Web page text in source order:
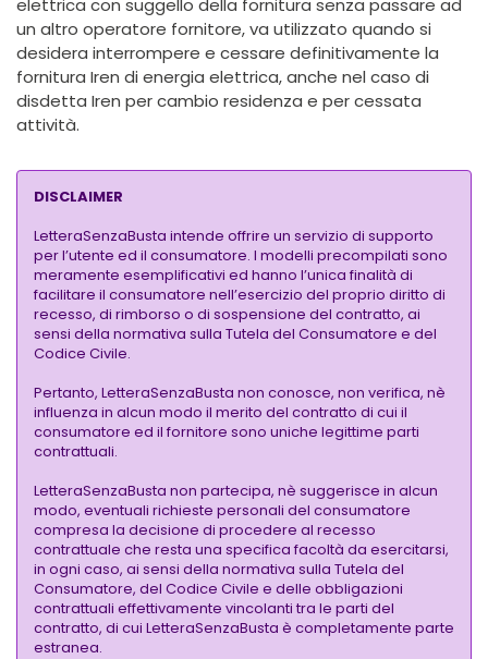
elettrica con suggello della fornitura senza passare ad
un altro operatore fornitore, va utilizzato quando si
desidera interrompere e cessare definitivamente la
fornitura Iren di energia elettrica, anche nel caso di
disdetta Iren per cambio residenza e per cessata
attività.
DISCLAIMER
LetteraSenzaBusta intende offrire un servizio di supporto
per l’utente ed il consumatore. I modelli precompilati sono
meramente esemplificativi ed hanno l’unica finalità di
facilitare il consumatore nell’esercizio del proprio diritto di
recesso, di rimborso o di sospensione del contratto, ai
sensi della normativa sulla Tutela del Consumatore e del
Codice Civile.
Pertanto, LetteraSenzaBusta non conosce, non verifica, nè
influenza in alcun modo il merito del contratto di cui il
consumatore ed il fornitore sono uniche legittime parti
contrattuali.
LetteraSenzaBusta non partecipa, nè suggerisce in alcun
modo, eventuali richieste personali del consumatore
compresa la decisione di procedere al recesso
contrattuale che resta una specifica facoltà da esercitarsi,
in ogni caso, ai sensi della normativa sulla Tutela del
Consumatore, del Codice Civile e delle obbligazioni
contrattuali effettivamente vincolanti tra le parti del
contratto, di cui LetteraSenzaBusta è completamente parte
estranea.